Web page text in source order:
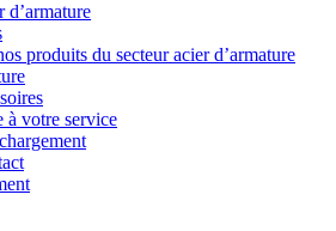
d’armature
produits du secteur acier d’armature
à votre service